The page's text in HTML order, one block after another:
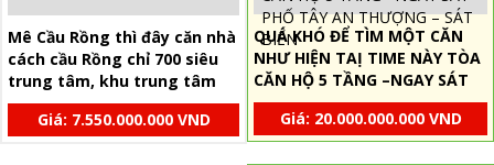
Mê Cầu Rồng thì đây căn nhà
cách cầu Rồng chỉ 700 siêu
trung tâm, khu trung tâm
sầm uất
Giá: 7.550.000.000 VND
QUÁ KHÓ ĐỂ TÌM MỘT CĂN
NHƯ HIỆN TAỊ TIME NÀY TÒA
CĂN HỘ 5 TẦNG –NGAY SÁT
PHỐ TÂY AN THƯỢNG – SÁT
BIỂN
Giá: 20.000.000.000 VND